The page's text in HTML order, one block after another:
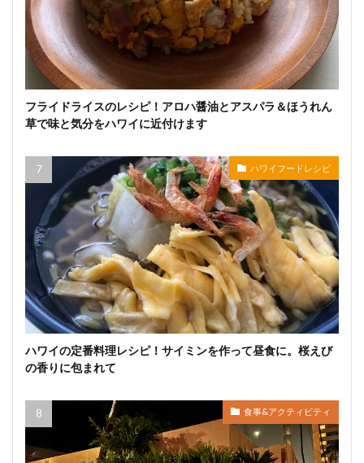
フライドライスのレシピ！アロハ醤油とアスパラ＆ほうれん
草で味と気分をハワイに近付けます
ハワイフードレシピ
ハワイの定番料理レシピ！サイミンを作って昼食に。桜えび
の香りに包まれて
食事&アクティビティ